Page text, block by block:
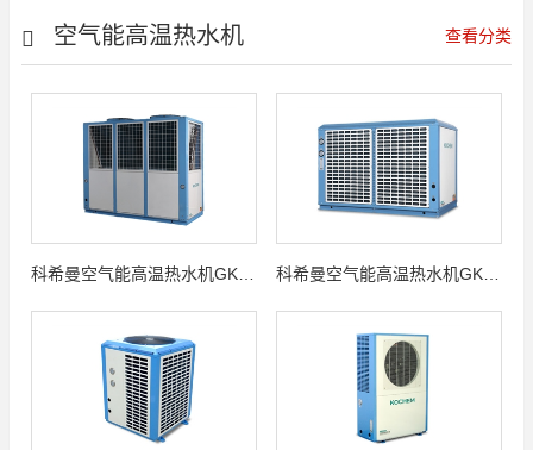
空气能高温热水机 查看分类